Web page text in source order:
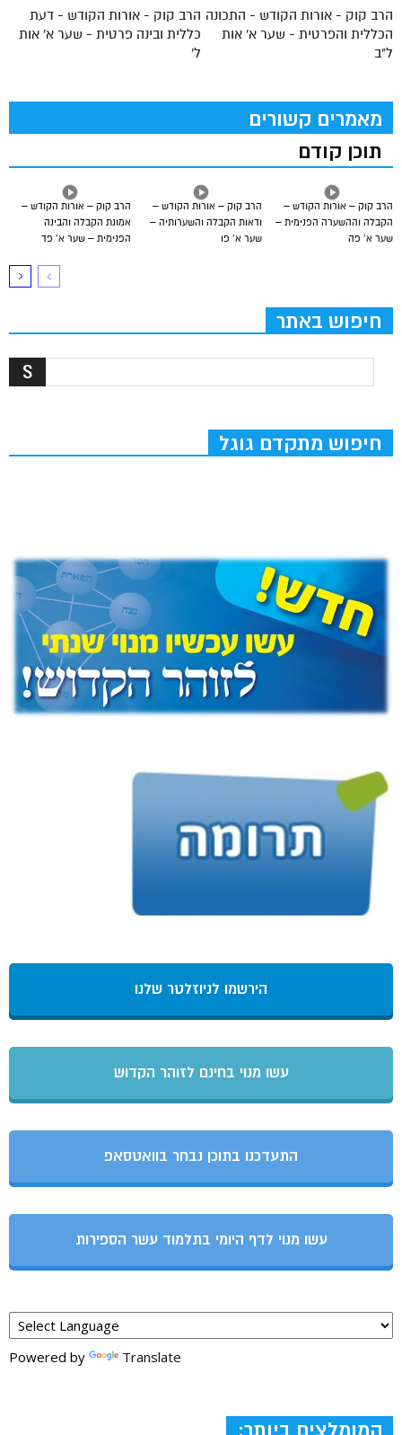
הרב קוק - אורות הקודש - דעת
כללית ובינה פרטית - שער א' אות
ל'
הרב קוק - אורות הקודש - התכונה
הכללית והפרטית - שער א' אות
ל"ב
מאמרים קשורים
תוכן קודם
הרב קוק – אורות הקודש –
אמונת הקבלה והבינה
הפנימית – שער א’ פד
הרב קוק – אורות הקודש –
ודאות הקבלה והשערותיה –
שער א’ פו
הרב קוק – אורות הקודש –
הקבלה וההשערה הפנימית –
שער א’ פה
חיפוש באתר
חיפוש מתקדם גוגל
הירשמו לניוזלטר שלנו
עשו מנוי בחינם לזוהר הקדוש
התעדכנו בתוכן נבחר בוואטסאפ
עשו מנוי לדף היומי בתלמוד עשר הספירות
Powered by Translate